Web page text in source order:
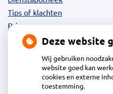
Tips of klachten
Privacy
Deze website
Wij gebruiken
website goed kan
cookies en externe
toestemming.